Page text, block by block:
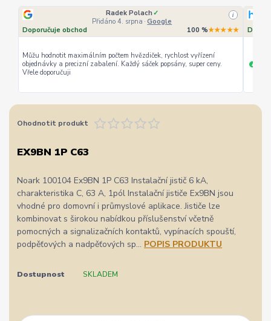
Radek Polach ✓
Přidáno 4. srpna · Google
i
Doporučuje obchod 100 %★★★★★
Můžu hodnotit maximálním počtem hvězdiček, rychlost vyřízení
objednávky a precizní zabalení. Každý sáček popsány, super ceny.
Vřele doporučuji
+
Ohodnotit produkt
EX9BN 1P C63
Noark 100104 Ex9BN 1P C63 Instalační jistič 6 kA,
charakteristika C, 63 A, 1pól Instalační jističe Ex9BN jsou
vhodné pro domovní i průmyslové aplikace. Jističe lze
kombinovat s širokou nabídkou příslušenství včetně
pomocných a signalizačních kontaktů, vypínacích spouští,
podpěťových a nadpěťových sp... POPIS PRODUKTU
Dostupnost SKLADEM